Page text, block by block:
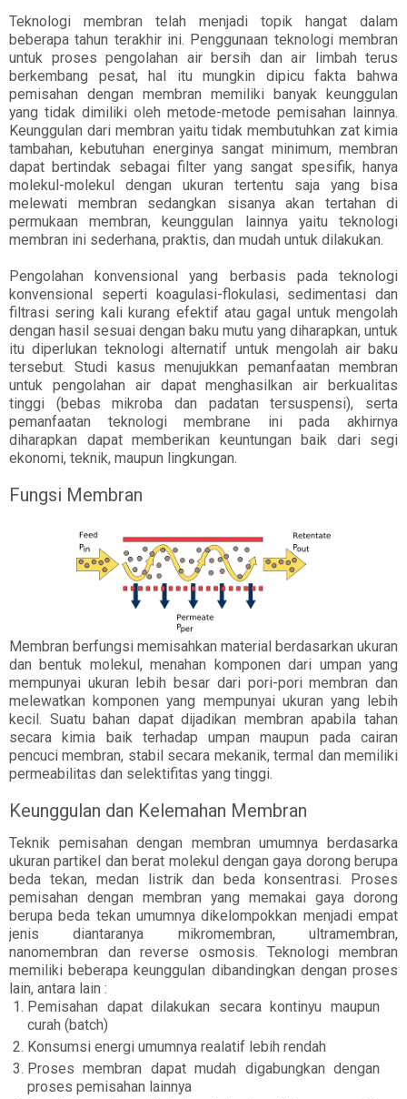
Teknologi membran telah menjadi topik hangat dalam
beberapa tahun terakhir ini. Penggunaan teknologi membran
untuk proses pengolahan air bersih dan air limbah terus
berkembang pesat, hal itu mungkin dipicu fakta bahwa
pemisahan dengan membran memiliki banyak keunggulan
yang tidak dimiliki oleh metode-metode pemisahan lainnya.
Keunggulan dari membran yaitu tidak membutuhkan zat kimia
tambahan, kebutuhan energinya sangat minimum, membran
dapat bertindak sebagai filter yang sangat spesifik, hanya
molekul-molekul dengan ukuran tertentu saja yang bisa
melewati membran sedangkan sisanya akan tertahan di
permukaan membran, keunggulan lainnya yaitu teknologi
membran ini sederhana, praktis, dan mudah untuk dilakukan.
Pengolahan konvensional yang berbasis pada teknologi
konvensional seperti koagulasi-flokulasi, sedimentasi dan
filtrasi sering kali kurang efektif atau gagal untuk mengolah
dengan hasil sesuai dengan baku mutu yang diharapkan, untuk
itu diperlukan teknologi alternatif untuk mengolah air baku
tersebut. Studi kasus menujukkan pemanfaatan membran
untuk pengolahan air dapat menghasilkan air berkualitas
tinggi (bebas mikroba dan padatan tersuspensi), serta
pemanfaatan teknologi membrane ini pada akhirnya
diharapkan dapat memberikan keuntungan baik dari segi
ekonomi, teknik, maupun lingkungan.
Fungsi Membran
Membran berfungsi memisahkan material berdasarkan ukuran
dan bentuk molekul, menahan komponen dari umpan yang
mempunyai ukuran lebih besar dari pori-pori membran dan
melewatkan komponen yang mempunyai ukuran yang lebih
kecil. Suatu bahan dapat dijadikan membran apabila tahan
secara kimia baik terhadap umpan maupun pada cairan
pencuci membran, stabil secara mekanik, termal dan memiliki
permeabilitas dan selektifitas yang tinggi.
Keunggulan dan Kelemahan Membran
Teknik pemisahan dengan membran umumnya berdasarka
ukuran partikel dan berat molekul dengan gaya dorong berupa
beda tekan, medan listrik dan beda konsentrasi. Proses
pemisahan dengan membran yang memakai gaya dorong
berupa beda tekan umumnya dikelompokkan menjadi empat
jenis diantaranya mikromembran, ultramembran,
nanomembran dan reverse osmosis. Teknologi membran
memiliki beberapa keunggulan dibandingkan dengan proses
lain, antara lain :
Pemisahan dapat dilakukan secara kontinyu maupun
curah (batch)
Konsumsi energi umumnya realatif lebih rendah
Proses membran dapat mudah digabungkan dengan
proses pemisahan lainnya